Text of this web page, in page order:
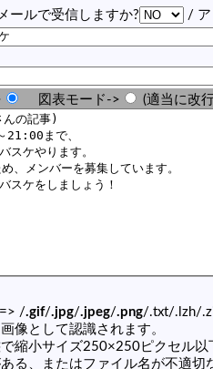
ールで受信しますか?
/ ア
図表モード-> (適当に改
/.gif/.jpg/.jpeg/.png/.txt/.lzh/
像として認識されます。
縮小サイズ250×250ピクセル以
る、またはファイル名が不適切